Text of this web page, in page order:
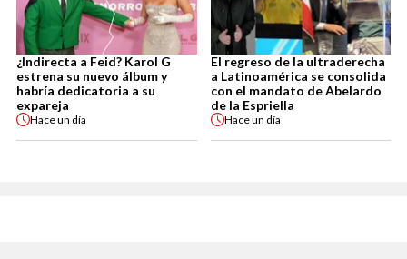
¿Indirecta a Feid? Karol G
estrena su nuevo álbum y
habría dedicatoria a su
expareja
Haceun día
El regreso de la ultraderecha
a Latinoamérica se consolida
con el mandato de Abelardo
de la Espriella
Haceun día